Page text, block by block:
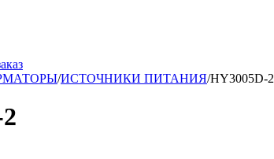
/ИСТОЧНИКИ ПИТАНИЯ/HY3005D-2